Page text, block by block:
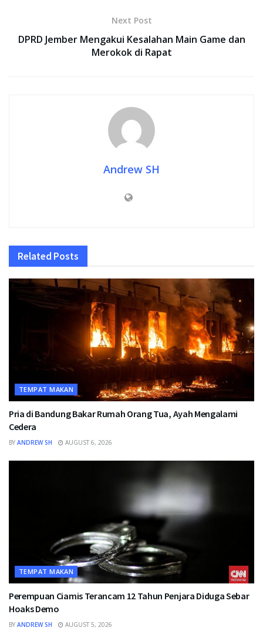
Next Post
DPRD Jember Mengakui Kesalahan Main Game dan
Merokok di Rapat
Andrew SH
Related Posts
TEMPAT MAKAN
Pria di Bandung Bakar Rumah Orang Tua, Ayah Mengalami
Cedera
BY ANDREW SH AUGUST 6, 2026
TEMPAT MAKAN
Perempuan Ciamis Terancam 12 Tahun Penjara Diduga Sebar
Hoaks Demo
BY ANDREW SH AUGUST 5, 2026